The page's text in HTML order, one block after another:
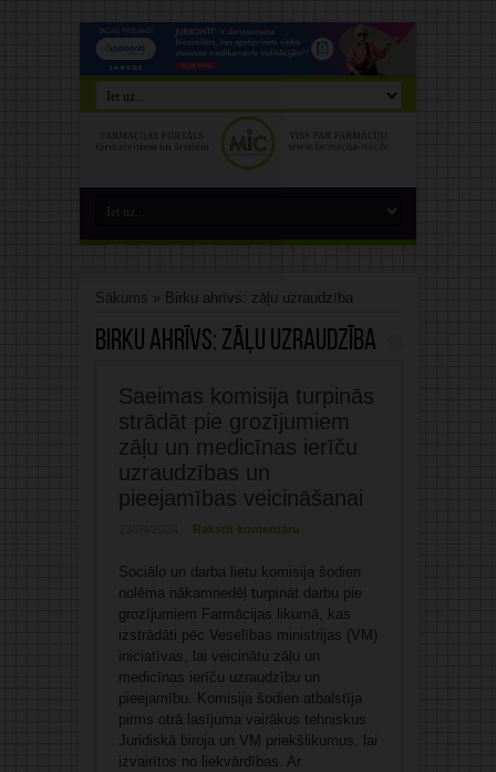
Sākums » Birku ahrīvs: zāļu uzraudzība
Birku ahrīvs: zāļu uzraudzība
Saeimas komisija turpinās
strādāt pie grozījumiem
zāļu un medicīnas ierīču
uzraudzības un
pieejamības veicināšanai
Rakstīt komentāru
Sociālo un darba lietu komisija šodien
nolēma nākamnedēļ turpināt darbu pie
grozījumiem Farmācijas likumā, kas
izstrādāti pēc Veselības ministrijas (VM)
iniciatīvas, lai veicinātu zāļu un
medicīnas ierīču uzraudzību un
pieejamību. Komisija šodien atbalstīja
pirms otrā lasījuma vairākus tehniskus
Juridiskā biroja un VM priekšlikumus, lai
izvairītos no liekvārdības. Ar